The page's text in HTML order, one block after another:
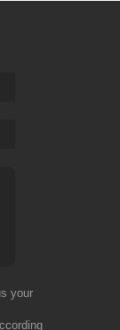
your